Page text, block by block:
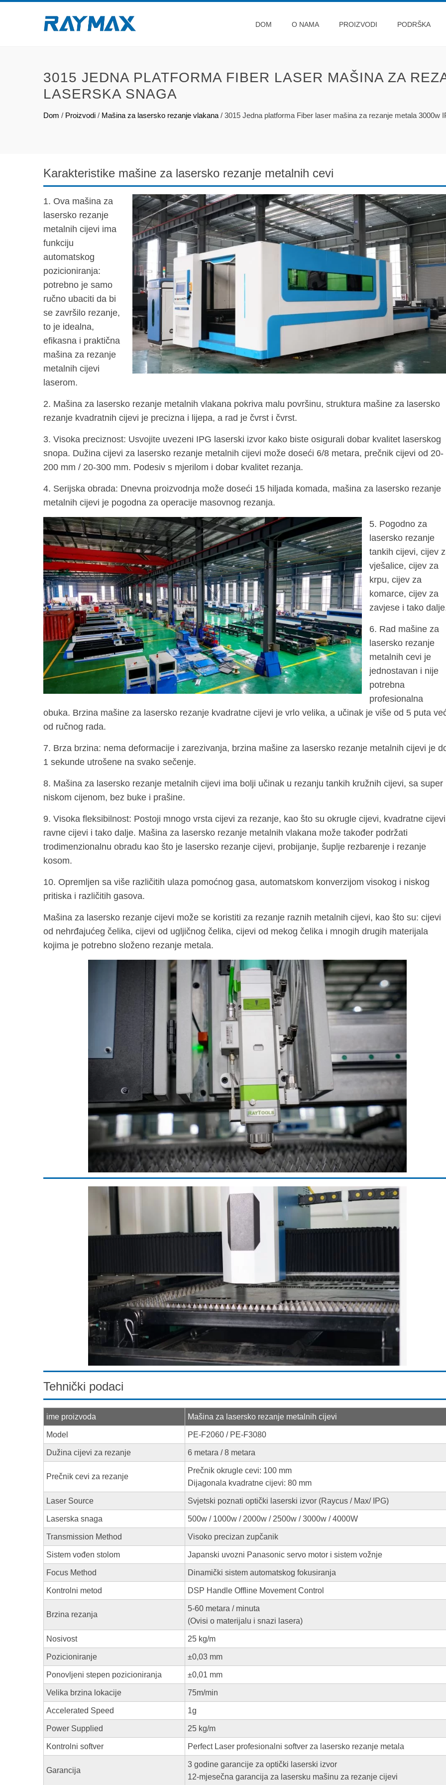
DOM O NAMA PROIZVODI PODRŠKA
3015 JEDNA PLATFORMA FIBER LASER MAŠINA ZA
LASERSKA SNAGA
Dom / Proizvodi / Mašina za lasersko rezanje vlakana / 3015 Jedna platforma Fiber laser mašina za rezanje metala 3000w
Karakteristike mašine za lasersko rezanje metalnih cevi
1. Ova mašina za
lasersko rezanje
metalnih cijevi ima
funkciju
automatskog
pozicioniranja:
potrebno je samo
ručno ubaciti da bi
se završilo rezanje,
to je idealna,
efikasna i praktična
mašina za rezanje
metalnih cijevi
laserom.
2. Mašina za lasersko rezanje metalnih vlakana pokriva malu površinu, struktura mašine za lasersko
rezanje kvadratnih cijevi je precizna i lijepa, a rad je čvrst i čvrst.
3. Visoka preciznost: Usvojite uvezeni IPG laserski izvor kako biste osigurali dobar kvalitet laserskog
snopa. Dužina cijevi za lasersko rezanje metalnih cijevi može doseći 6/8 metara, prečnik cijevi od 20-
200 mm / 20-300 mm. Podesiv s mjerilom i dobar kvalitet rezanja.
4. Serijska obrada: Dnevna proizvodnja može doseći 15 hiljada komada, mašina za lasersko rezanje
metalnih cijevi je pogodna za operacije masovnog rezanja.
5. Pogodno za
lasersko rezanje
tankih cijevi, cijev
vješalice, cijev za
krpu, cijev za
komarce, cijev za
zavjese i tako
6. Rad mašine za
lasersko rezanje
metalnih cevi je
jednostavan i nije
potrebna
profesionalna
obuka. Brzina mašine za lasersko rezanje kvadratne cijevi je vrlo velika, a učinak je više od 5 puta
od ručnog rada.
7. Brza brzina: nema deformacije i zarezivanja, brzina mašine za lasersko rezanje metalnih cijevi je
1 sekunde utrošene na svako sečenje.
8. Mašina za lasersko rezanje metalnih cijevi ima bolji učinak u rezanju tankih kružnih cijevi, sa super
niskom cijenom, bez buke i prašine.
9. Visoka fleksibilnost: Postoji mnogo vrsta cijevi za rezanje, kao što su okrugle cijevi, kvadratne
ravne cijevi i tako dalje. Mašina za lasersko rezanje metalnih vlakana može također podržati
trodimenzionalnu obradu kao što je lasersko rezanje cijevi, probijanje, šuplje rezbarenje i rezanje
kosom.
10. Opremljen sa više različitih ulaza pomoćnog gasa, automatskom konverzijom visokog i niskog
pritiska i različitih gasova.
Mašina za lasersko rezanje cijevi može se koristiti za rezanje raznih metalnih cijevi, kao što su: cijevi
od nehrđajućeg čelika, cijevi od ugljičnog čelika, cijevi od mekog čelika i mnogih drugih materijala
kojima je potrebno složeno rezanje metala.
Tehnički podaci
ime proizvoda Mašina za lasersko rezanje metalnih cijevi
Model PE-F2060 / PE-F3080
Dužina cijevi za rezanje 6 metara / 8 metara
Prečnik cevi za rezanje
Prečnik okrugle cevi: 100 mm
Dijagonala kvadratne cijevi: 80 mm
Laser Source Svjetski poznati optički laserski izvor (Raycus / Max/ IPG)
Laserska snaga 500w / 1000w / 2000w / 2500w / 3000w / 4000W
Transmission Method Visoko precizan zupčanik
Sistem vođen stolom Japanski uvozni Panasonic servo motor i sistem vožnje
Focus Method Dinamički sistem automatskog fokusiranja
Kontrolni metod DSP Handle Offline Movement Control
Brzina rezanja
5-60 metara / minuta
(Ovisi o materijalu i snazi lasera)
Nosivost 25 kg/m
Pozicioniranje ±0,03 mm
Ponovljeni stepen pozicioniranja ±0,01 mm
Velika brzina lokacije 75m/min
Accelerated Speed 1g
Power Supplied 25 kg/m
Kontrolni softver Perfect Laser profesionalni softver za lasersko rezanje metala
Garancija
3 godine garancije za optički laserski izvor
12-mjesečna garancija za lasersku mašinu za rezanje cijevi